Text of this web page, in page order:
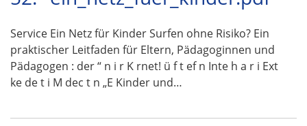
Service Ein Netz für Kinder Surfen ohne Risiko? Ein
praktischer Leitfaden für Eltern, Pädagoginnen und
Pädagogen : der “ n i r K rnet! ü f t ef n Inte h a r i Ext
ke de t i M dec t n „E Kinder und…